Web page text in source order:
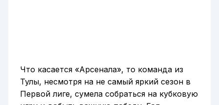
Что касается «Арсенала», то команда из
Тулы, несмотря на не самый яркий сезон в
Первой лиге, сумела собраться на кубковую